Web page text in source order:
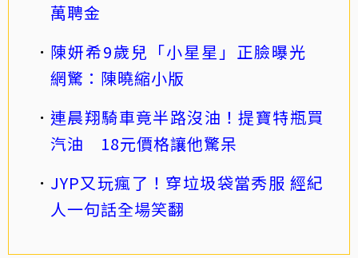
萬聘金
陳妍希9歲兒「小星星」正臉曝光
網驚：陳曉縮小版
連晨翔騎車竟半路沒油！提寶特瓶買
汽油 18元價格讓他驚呆
JYP又玩瘋了！穿垃圾袋當秀服 經紀
人一句話全場笑翻